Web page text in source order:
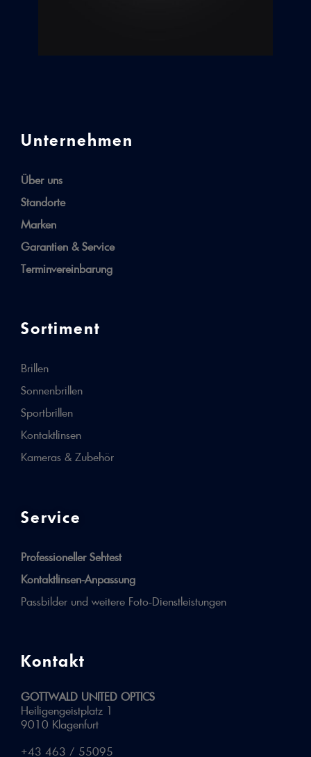
Unternehmen
Über uns
Standorte
Marken
Garantien & Service
Terminvereinbarung
Sortiment
Brillen
Sonnenbrillen
Sportbrillen
Kontaktlinsen
Kameras & Zubehör
Service
Professioneller Sehtest
Kontaktlinsen-Anpassung
Passbilder und weitere Foto-Dienstleistungen
Kontakt
GOTTWALD UNITED OPTICS
Heiligengeistplatz 1
9010 Klagenfurt
+43 463 / 55095